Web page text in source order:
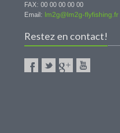
FAX: 00 00 00 00 00
Email: lm2g@lm2g-flyfishing.fr
Restez en contact!